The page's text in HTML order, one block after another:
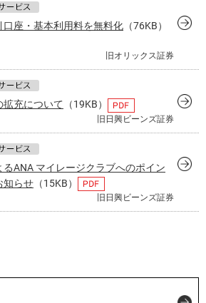
座・基本利用料を無料化 （76KB）
旧オリックス証券
拡充について （19KB）
旧日興ビーンズ証券
ANA マイレージクラブへのポイン
知らせ （15KB）
旧日興ビーンズ証券